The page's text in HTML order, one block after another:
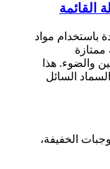
القائمة
باستخدام مواد
ممتازة
والضوء. هذا
السائل